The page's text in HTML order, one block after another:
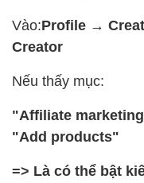
Vào:Profile →
Creator
Nếu thấy mục:
"Affiliate
"Add products"
=> Là có thể bật